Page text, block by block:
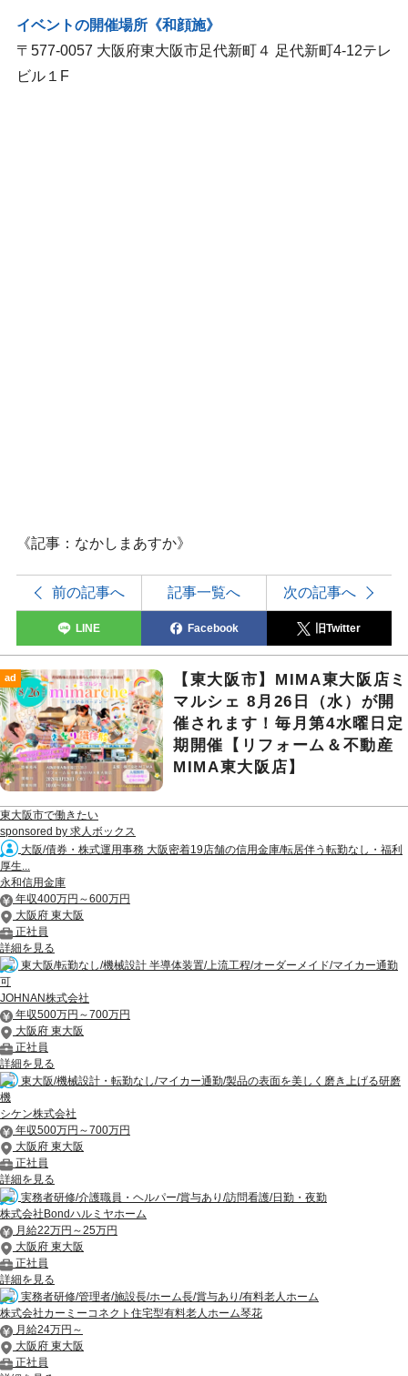
イベントの開催場所《和顔施》
〒577-0057 大阪府東大阪市足代新町４ 足代新町4-12テレ
ビル１F
《記事：なかしまあすか》
前の記事へ 記事一覧へ 次の記事へ
LINE Facebook 旧Twitter
ad
【東大阪市】MIMA東大阪店ミ
マルシェ 8月26日（水）が開
催されます！毎月第4水曜日定
期開催【リフォーム＆不動産
MIMA東大阪店】
東大阪市で働きたい
sponsored by 求人ボックス
大阪/債券・株式運用事務 大阪密着19店舗の信用金庫/転居伴う転勤なし・福利
厚生...
永和信用金庫
年収400万円～600万円
大阪府 東大阪
正社員
詳細を見る
東大阪/転勤なし/機械設計 半導体装置/上流工程/オーダーメイド/マイカー通勤
可
JOHNAN株式会社
年収500万円～700万円
大阪府 東大阪
正社員
詳細を見る
東大阪/機械設計・転勤なし/マイカー通勤/製品の表面を美しく磨き上げる研磨
機
シケン株式会社
年収500万円～700万円
大阪府 東大阪
正社員
詳細を見る
実務者研修/介護職員・ヘルパー/賞与あり/訪問看護/日勤・夜勤
株式会社Bondハルミヤホーム
月給22万円～25万円
大阪府 東大阪
正社員
詳細を見る
実務者研修/管理者/施設長/ホーム長/賞与あり/有料老人ホーム
株式会社カーミーコネクト住宅型有料老人ホーム琴花
月給24万円～
大阪府 東大阪
正社員